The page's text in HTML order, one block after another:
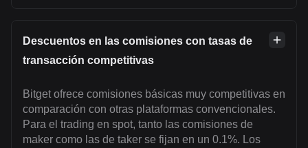
Descuentos en las comisiones con tasas de
transacción competitivas
Bitget ofrece comisiones básicas muy competitivas en
comparación con otras plataformas convencionales.
Para el trading en spot, tanto las comisiones de
maker como las de taker se fijan en un 0.1%. Los